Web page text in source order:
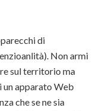
di
Non armi
sul territorio ma
apparato Web
che se ne sia